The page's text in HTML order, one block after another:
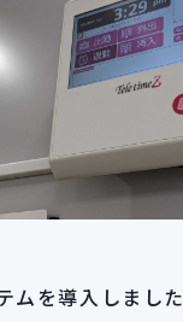
ムを導入しました